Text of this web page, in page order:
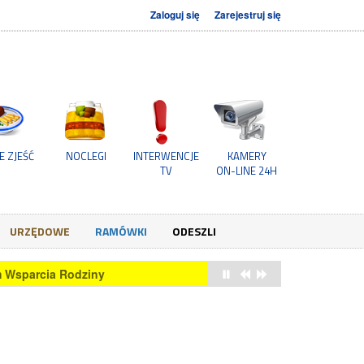
Zaloguj się Zarejestruj się
ZJEŚĆ NOCLEGI
INTERWENCJE
TV
KAMERY
ON-LINE 24H
URZĘDOWE RAMÓWKI ODESZLI